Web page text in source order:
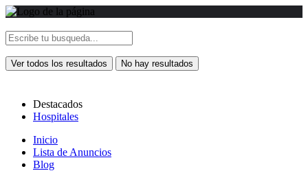
Ver todos los resultados No hay resultados
Destacados
Hospitales
Inicio
Lista de Anuncios
Blog